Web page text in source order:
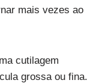
mais vezes ao
cutilagem
grossa ou fina.